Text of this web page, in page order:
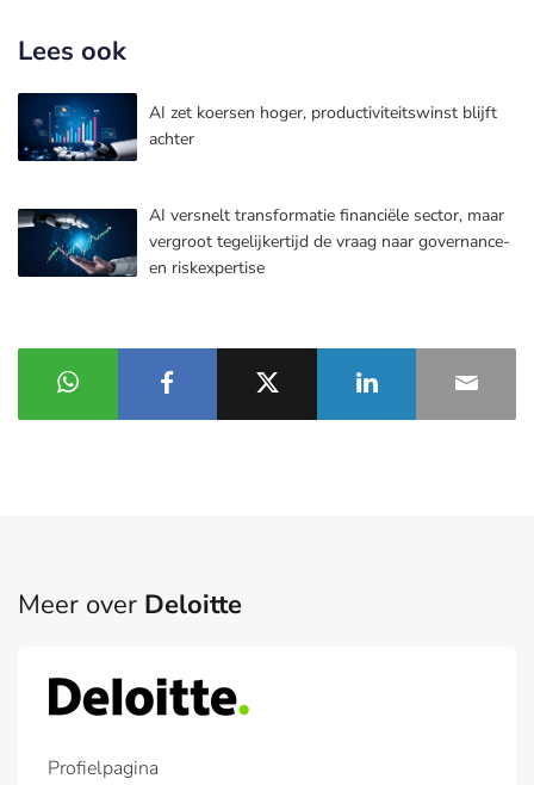
Lees ook
AI zet koersen hoger, productiviteitswinst blijft
achter
AI versnelt transformatie financiële sector, maar
vergroot tegelijkertijd de vraag naar governance-
en riskexpertise
Meer over Deloitte
Profielpagina